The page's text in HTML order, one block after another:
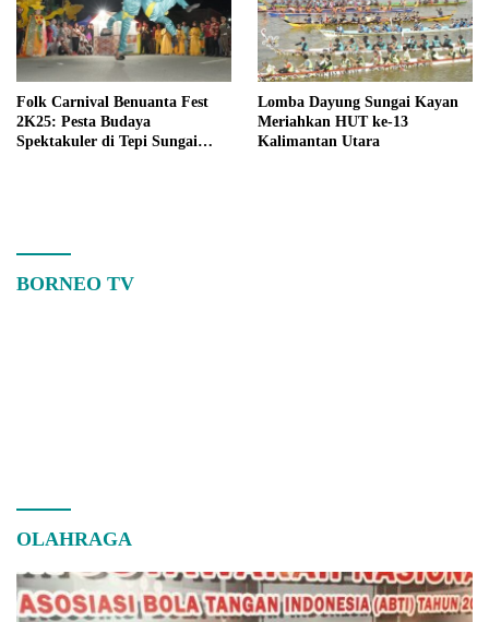
Folk Carnival Benuanta Fest
2K25: Pesta Budaya
Spektakuler di Tepi Sungai
Lomba Dayung Sungai Kayan
Meriahkan HUT ke-13
Kalimantan Utara
BORNEO TV
OLAHRAGA